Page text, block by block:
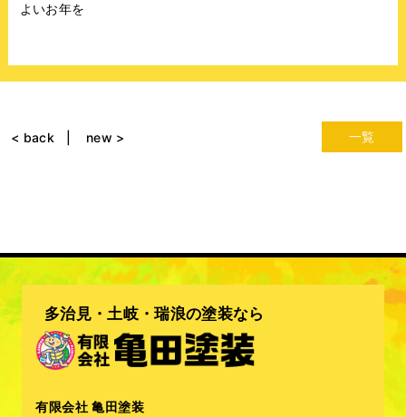
よいお年を
一覧
< back new >
多治見・土岐・瑞浪の塗装なら
有限会社 亀田塗装